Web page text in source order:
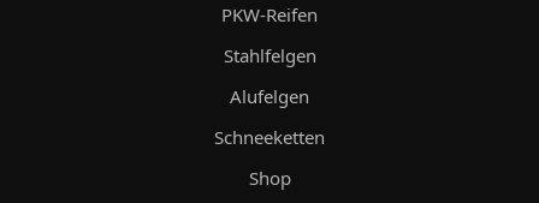
PKW-Reifen
Stahlfelgen
Alufelgen
Schneeketten
Shop